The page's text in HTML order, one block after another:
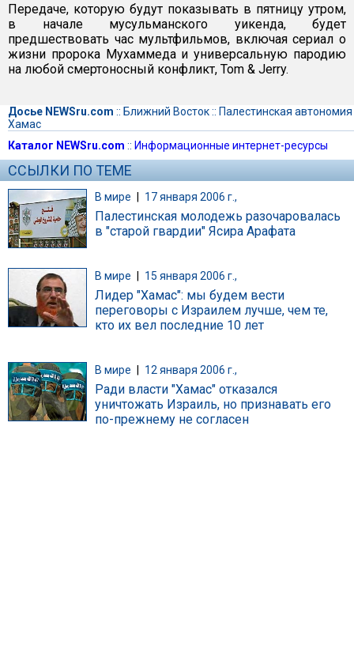
Передаче, которую будут показывать в пятницу утром,
в начале мусульманского уикенда, будет
предшествовать час мультфильмов, включая сериал о
жизни пророка Мухаммеда и универсальную пародию
на любой смертоносный конфликт, Tom & Jerry.
Досье NEWSru.com :: Ближний Восток:: Палестинская автономия
Хамас
Каталог NEWSru.com :: Информационные интернет-ресурсы
ССЫЛКИ ПО ТЕМЕ
В мире | 17 января 2006 г.,
Палестинская молодежь разочаровалась
в "старой гвардии" Ясира Арафата
В мире 15 января 2006 г.,
Лидер "Хамас": мы будем вести
переговоры с Израилем лучше, чем те,
кто их вел последние 10 лет
В мире 12 января 2006 г.,
Ради власти "Хамас" отказался
уничтожать Израиль, но признавать его
по-прежнему не согласен